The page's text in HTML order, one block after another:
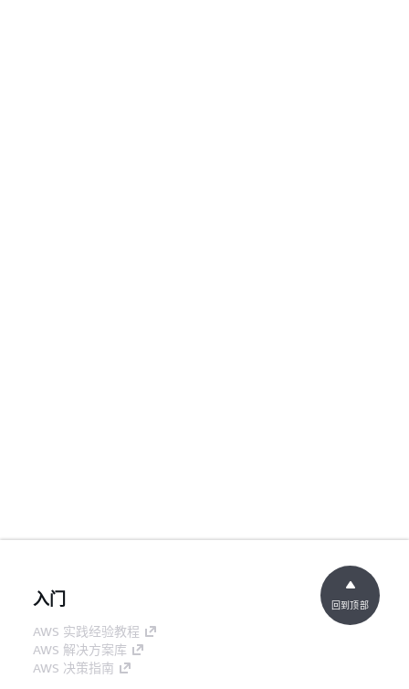
入门
AWS 实践经验教程
AWS 解决方案库
AWS 决策指南
回到顶部